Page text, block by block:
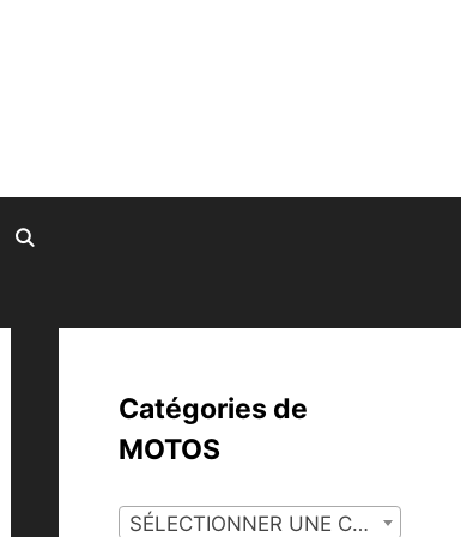
Catégories de
MOTOS
SÉLECTIONNER UNE CATÉGORIE